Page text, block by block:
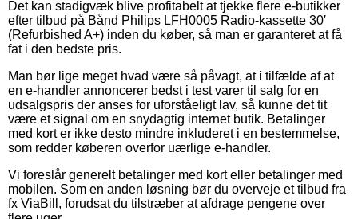
Det kan stadigvæk blive profitabelt at tjekke flere e-butikker
efter tilbud på Bånd Philips LFH0005 Radio-kassette 30′
(Refurbished A+) inden du køber, så man er garanteret at få
fat i den bedste pris.
Man bør lige meget hvad være så påvagt, at i tilfælde af at
en e-handler annoncerer bedst i test varer til salg for en
udsalgspris der anses for uforståeligt lav, så kunne det tit
være et signal om en snydagtig internet butik. Betalinger
med kort er ikke desto mindre inkluderet i en bestemmelse,
som redder køberen overfor uærlige e-handler.
Vi foreslår generelt betalinger med kort eller betalinger med
mobilen. Som en anden løsning bør du overveje et tilbud fra
fx ViaBill, forudsat du tilstræber at afdrage pengene over